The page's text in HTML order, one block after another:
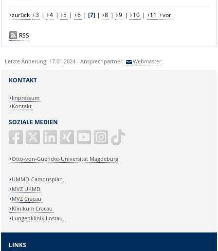
zurück 3 | 4 | 5 | 6 | [7]| 8 | 9 | 10 | 11 vor
RSS
Letzte Änderung: 17.01.2024 - Ansprechpartner: Webmaster
SOZIALE MEDIEN
Otto-von-Guericke-Universität Magdeburg
KONTAKT
Impressum
Kontakt
UMMD-Campusplan
MVZ UKMD
MVZ Cracau
Klinikum Cracau
Lungenklinik Lostau
LINKS